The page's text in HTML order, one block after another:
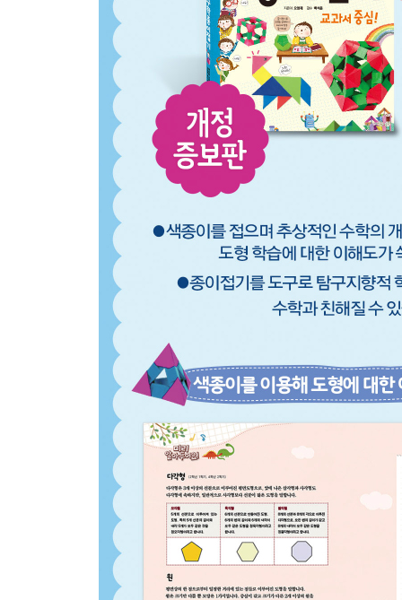
무게중심을 만날 수 있는 여우 접기 64
여러 가지 삼각형 타일 접기…66
삼각형 각의 크기 표현하기…68
삼각자 세트 만들기…69
칠교놀이 접기…70
둘레의 길이를 알아봅시다. …72
3. 각이 여러 개라서 다각형
다각형이란? …74
정오각형 그릇 접기…75
황금비…76
정육각형…78
정육각형 문양구성…79
정팔각형…80
정팔각형 오리기·정팔각형으로 투피스 접기…81
평면채우기…82
삼각형으로 평면 채우기…83
사각형으로 평면 채우기…84
정육각형으로 평면 채우기…85
황금비와 피보나치 수열…86
4. 동그란 원
원이란? …88
원의 둘레와 넓이…89
원으로 해바라기 접기·이름표 접기…90
원으로 나리꽃 접기…92